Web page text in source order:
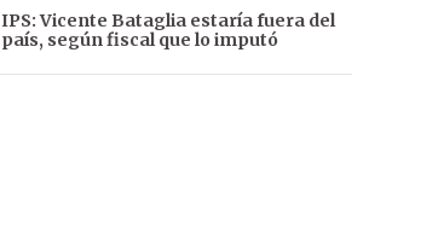
IPS: Vicente Bataglia estaría fuera del
país, según fiscal que lo imputó